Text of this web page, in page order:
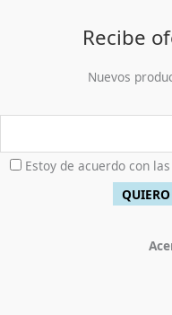
Recibe
Nuevos
Estoy de acuerdo con